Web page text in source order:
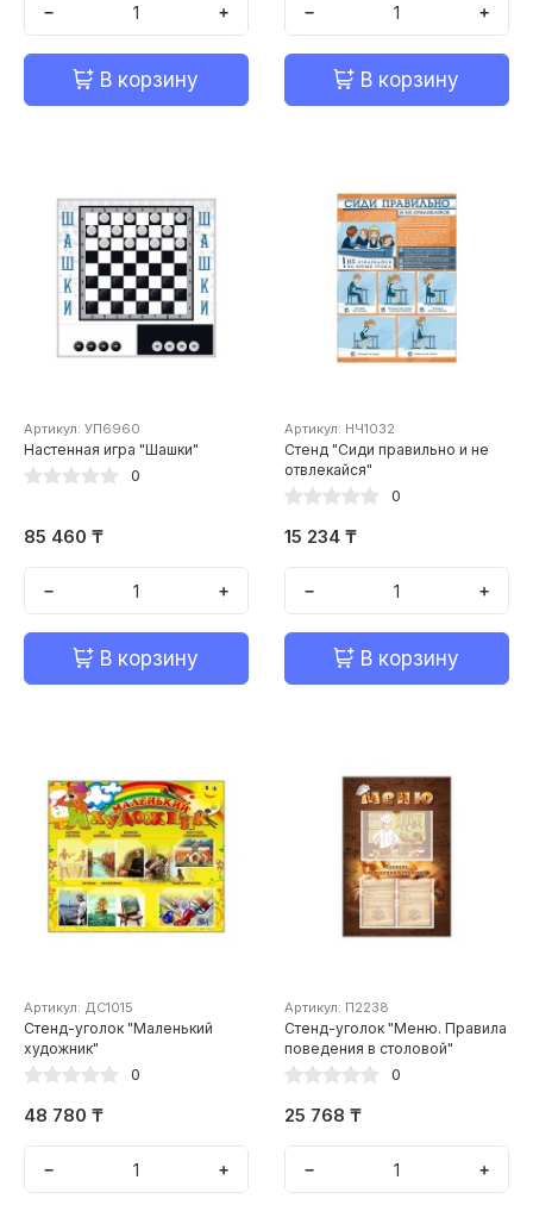
− +
В корзину
− +
В корзину
Артикул: УП6960
Настенная игра "Шашки"
0
85 460 ₸
− +
В корзину
Артикул: НЧ1032
Стенд "Сиди правильно и не
отвлекайся"
0
15 234 ₸
− +
В корзину
Артикул: ДС1015
Стенд-уголок "Маленький
художник"
0
48 780 ₸
− +
Артикул: П2238
Стенд-уголок "Меню. Правила
поведения в столовой"
0
25 768 ₸
− +